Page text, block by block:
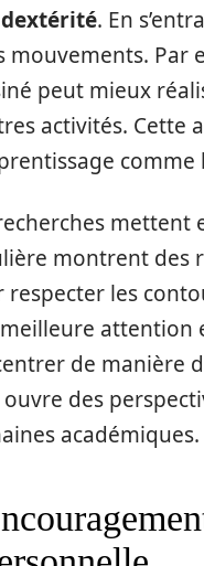
dextérité. En
mouvements. Par
peut mieux
activités.
montrent des
respecter les
attention
de manière
ouvre des
académiques.